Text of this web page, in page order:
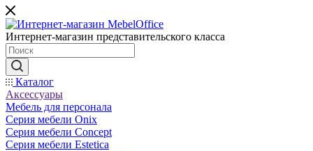
Интернет-магазин представительского класса
Каталог
Аксессуары
Мебель для персонала
Серия мебели Onix
Серия мебели Concept
Серия мебели Estetica